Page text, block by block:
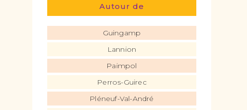
Autour de
Guingamp
Lannion
Paimpol
Perros-Guirec
Pléneuf-Val-André